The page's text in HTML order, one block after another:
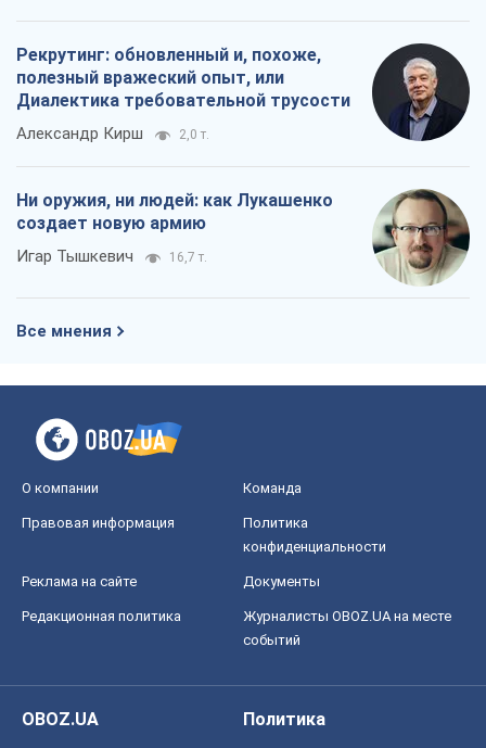
Рекрутинг: обновленный и, похоже,
полезный вражеский опыт, или
Диалектика требовательной трусости
Александр Кирш 2,0 т.
Ни оружия, ни людей: как Лукашенко
создает новую армию
Игар Тышкевич 16,7 т.
Все мнения
О компании Команда
Правовая информация
Политика
конфиденциальности
Реклама на сайте Документы
Редакционная политика
Журналисты OBOZ.UA на месте
событий
OBOZ.UA
Политика